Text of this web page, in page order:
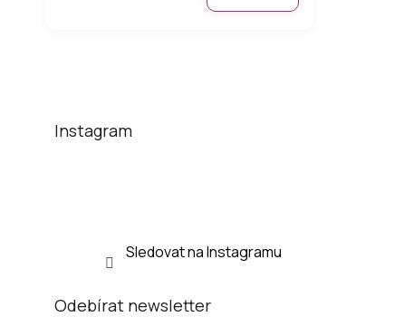
Instagram
Sledovat na Instagramu
Odebírat newsletter